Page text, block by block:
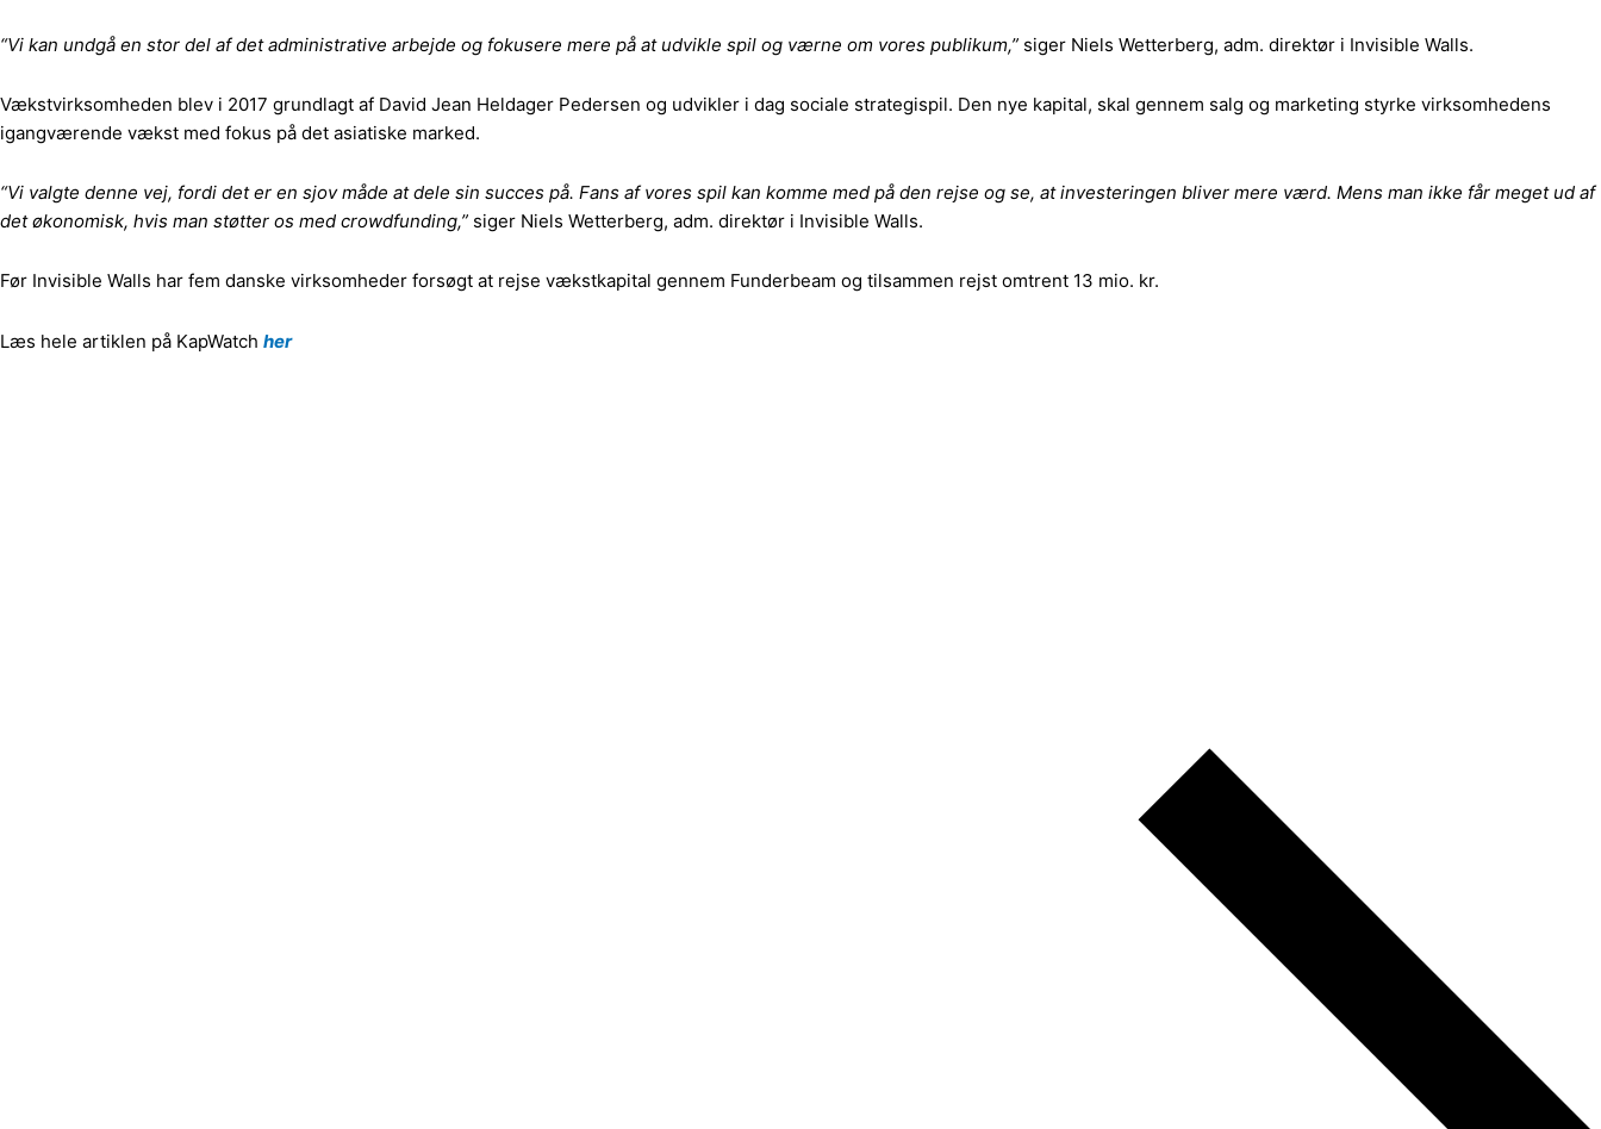
“Vi kan undgå en stor del af det administrative arbejde og fokusere mere på at udvikle spil og værne om vores publikum,” siger Niels Wetterberg, adm. direktør i Invisible Walls.
Vækstvirksomheden blev i 2017 grundlagt af David Jean Heldager Pedersen og udvikler i dag sociale strategispil. Den nye kapital, skal gennem salg og marketing styrke virksomhedens
igangværende vækst med fokus på det asiatiske marked.
“Vi valgte denne vej, fordi det er en sjov måde at dele sin succes på. Fans af vores spil kan komme med på den rejse og se, at investeringen bliver mere værd. Mens man ikke får meget ud af
det økonomisk, hvis man støtter os med crowdfunding,” siger Niels Wetterberg, adm. direktør i Invisible Walls.
Før Invisible Walls har fem danske virksomheder forsøgt at rejse vækstkapital gennem Funderbeam og tilsammen rejst omtrent 13 mio. kr.
Læs hele artiklen på KapWatch her